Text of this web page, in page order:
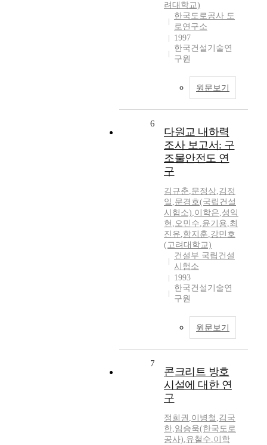
려대학교)
한국도로공사 도
로연구소
1997
한국건설기술연
구원
원문보기
6
다원교 내하력
조사 보고서: 구
조물안전도 연
구
김규춘,문정상,김정
일 ,문경호(국립건설
시험소),이학은,성익
현 ,오민수,윤기용,최
진유,함지훈,강민호
(고려대학교)
건설부 국립건설
시험소
1993
한국건설기술연
구원
원문보기
7
콘크리트 방호
시설에 대한 연
구
정희권 ,이병철 ,김국
한,임승욱(한국도로
공사),유철수,이학